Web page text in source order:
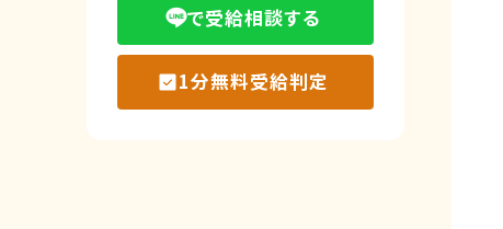
で受給相談する
1分無料受給判定